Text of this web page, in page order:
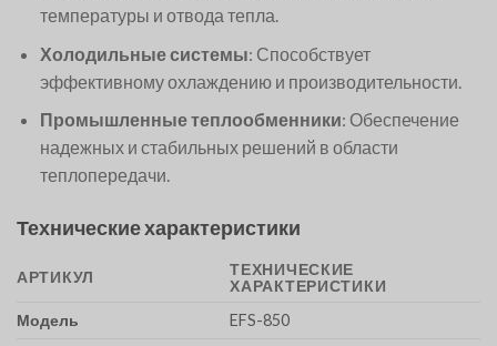
температуры и отвода тепла.
Холодильные системы: Способствует
эффективному охлаждению и производительности.
Промышленные теплообменники: Обеспечение
надежных и стабильных решений в области
теплопередачи.
Технические характеристики
АРТИКУЛ
ТЕХНИЧЕСКИЕ
ХАРАКТЕРИСТИКИ
Модель
EFS-850